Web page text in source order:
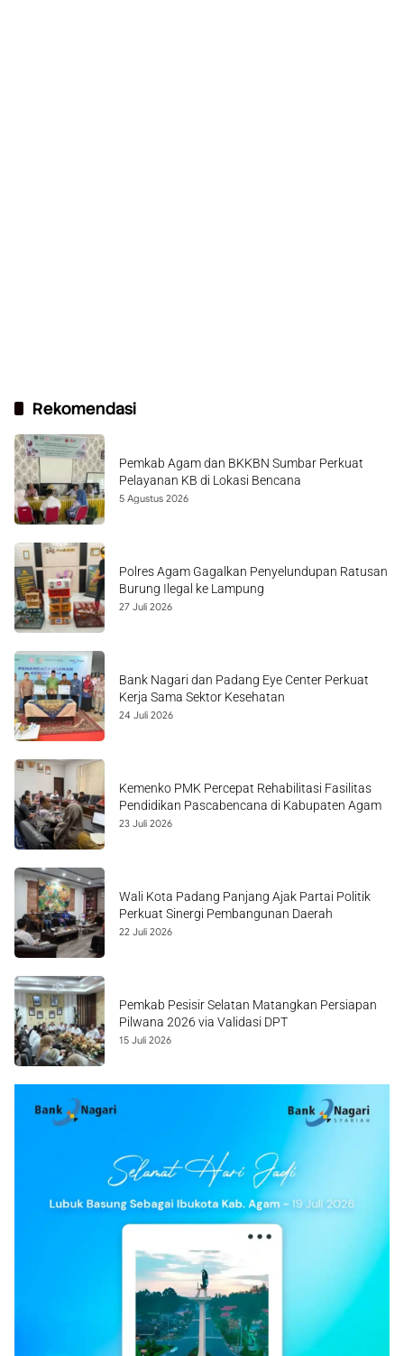
Rekomendasi
Pemkab Agam dan BKKBN Sumbar Perkuat
Pelayanan KB di Lokasi Bencana
5 Agustus 2026
Polres Agam Gagalkan Penyelundupan Ratusan
Burung Ilegal ke Lampung
27 Juli 2026
Bank Nagari dan Padang Eye Center Perkuat
Kerja Sama Sektor Kesehatan
24 Juli 2026
Kemenko PMK Percepat Rehabilitasi Fasilitas
Pendidikan Pascabencana di Kabupaten Agam
23 Juli 2026
Wali Kota Padang Panjang Ajak Partai Politik
Perkuat Sinergi Pembangunan Daerah
22 Juli 2026
Pemkab Pesisir Selatan Matangkan Persiapan
Pilwana 2026 via Validasi DPT
15 Juli 2026